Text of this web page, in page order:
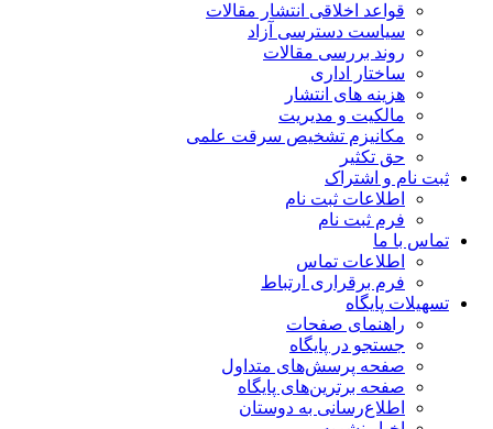
قواعد اخلاقی انتشار مقالات
سیاست دسترسی آزاد
روند بررسی مقالات
ساختار اداری
هزینه های انتشار
مالکیت و مدیریت
ﻣﮑﺎﻧﯿﺰم ﺗﺸﺨﯿﺺ ﺳﺮﻗﺖ ﻋﻠﻤﯽ
حق تکثیر
نام و اشتراک
اطلاعات ثبت نام
فرم ثبت نام
با ما
اطلاعات تماس
فرم برقراری ارتباط
پایگاه
راهنمای صفحات
جستجو در پایگاه
صفحه پرسش‌های متداول
صفحه برترین‌های پایگاه
اطلاع‌رسانی به دوستان